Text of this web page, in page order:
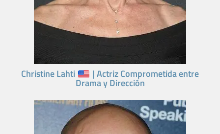
Christine Lahti | Actriz Comprometida entre
Drama y Dirección